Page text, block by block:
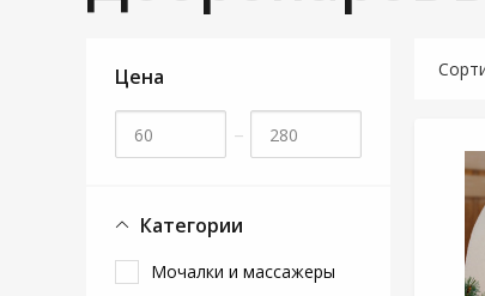
Цена
–
Категории
Мочалки и массажеры